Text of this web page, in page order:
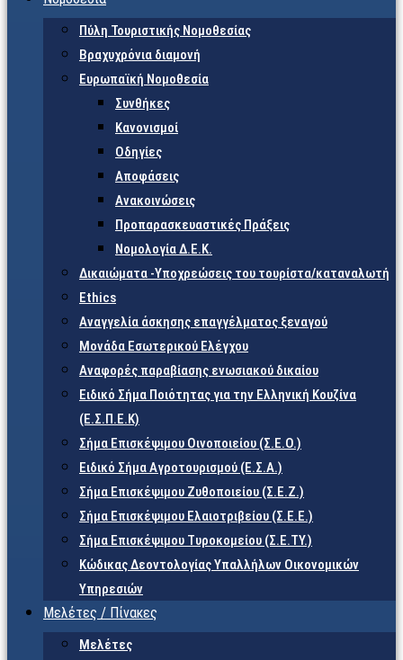
Πύλη Τουριστικής Νομοθεσίας
Βραχυχρόνια διαμονή
Ευρωπαϊκή Νομοθεσία
Συνθήκες
Κανονισμοί
Οδηγίες
Αποφάσεις
Ανακοινώσεις
Προπαρασκευαστικές Πράξεις
Νομολογία Δ.Ε.Κ.
Δικαιώματα -Υποχρεώσεις του τουρίστα/καταναλωτή
Ethics
Αναγγελία άσκησης επαγγέλματος ξεναγού
Μονάδα Εσωτερικού Ελέγχου
Αναφορές παραβίασης ενωσιακού δικαίου
Ειδικό Σήμα Ποιότητας για την Ελληνική Κουζίνα
(Ε.Σ.Π.Ε.Κ)
Σήμα Επισκέψιμου Οινοποιείου (Σ.Ε.Ο.)
Ειδικό Σήμα Αγροτουρισμού (Ε.Σ.Α.)
Σήμα Επισκέψιμου Ζυθοποιείου (Σ.Ε.Ζ.)
Σήμα Επισκέψιμου Ελαιοτριβείου (Σ.Ε.Ε.)
Σήμα Επισκέψιμου Τυροκομείου (Σ.Ε.TY.)
Κώδικας Δεοντολογίας Υπαλλήλων Οικονομικών
Υπηρεσιών
Μελέτες / Πίνακες
Μελέτες